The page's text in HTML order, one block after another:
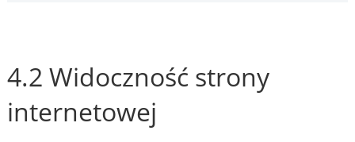
4.2 Widoczność strony
internetowej